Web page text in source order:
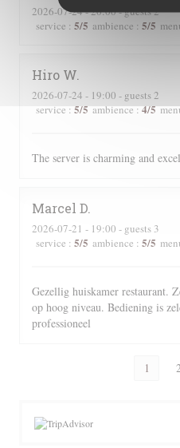
2026-07-24- 20:00 - guests 2
service : 5/5 ambience : 5/5
Hiro W
2026-07-24 - 19:00 - guests 2
service : 5/5 ambience:4/5
The server is charming and
Marcel D
2026-07-21 - 19:00 - guests 3
service : 5/5 ambience : 5/5
Gezellig huiskamer restaurant.
op hoog niveau. Bediening is
professioneel
1